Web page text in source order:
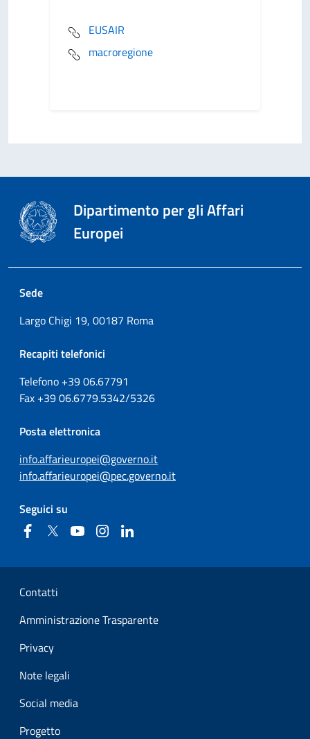
EUSAIR
macroregione
Dipartimento per gli Affari
Europei
Sede
Largo Chigi 19, 00187 Roma
Recapiti telefonici
Telefono +3906.67791
Fax +3906.6779.5342/5326
Posta elettronica
info.affarieuropei@governo.it
info.affarieuropei@pec.governo.it
Seguici su
FacebookTwitter YouTubeInstagram
Sezione Link Utili
Contatti
Amministrazione Trasparente
Privacy
Note legali
Social media
Progetto